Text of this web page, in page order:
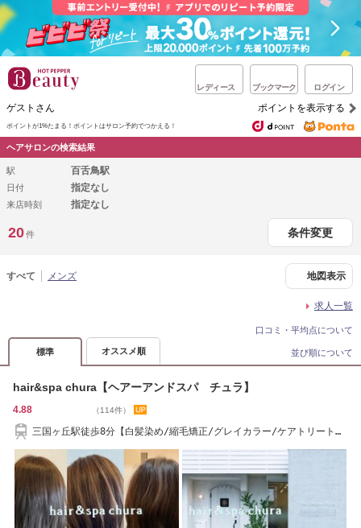
レディース ブックマーク ログイン
ゲストさん ポイントを表示する
ポイントが1%たまる！ ポイントはサロン予約でつかえる！
ヘアサロンの検索結果
駅 百舌鳥駅
日付 指定なし
来店時刻 指定なし
20件 条件変更
すべて メンズ 地図表示
求人一覧
口コミ・平均点について
標準 オススメ順 並び順について
hair&spa chura【ヘアーアンドスパ チュラ】
4.88 （114件）
三国ヶ丘駅徒歩8分【白髪染め/縮毛矯正/グレイカラー/ケアトリートメ